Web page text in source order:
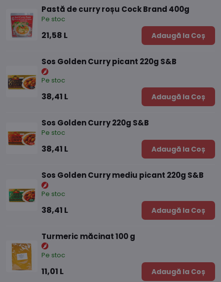
Pastă de curry roșu Cock Brand 400g
Pe stoc
21,58 L Adaugă la Coș
Sos Golden Curry picant 220g S&B
Pe stoc
38,41 L Adaugă la Coș
Sos Golden Curry 220g S&B
Pe stoc
38,41 L Adaugă la Coș
Sos Golden Curry mediu picant 220g S&B
Pe stoc
38,41 L Adaugă la Coș
Turmeric măcinat 100 g
Pe stoc
11,01 L Adaugă la Coș